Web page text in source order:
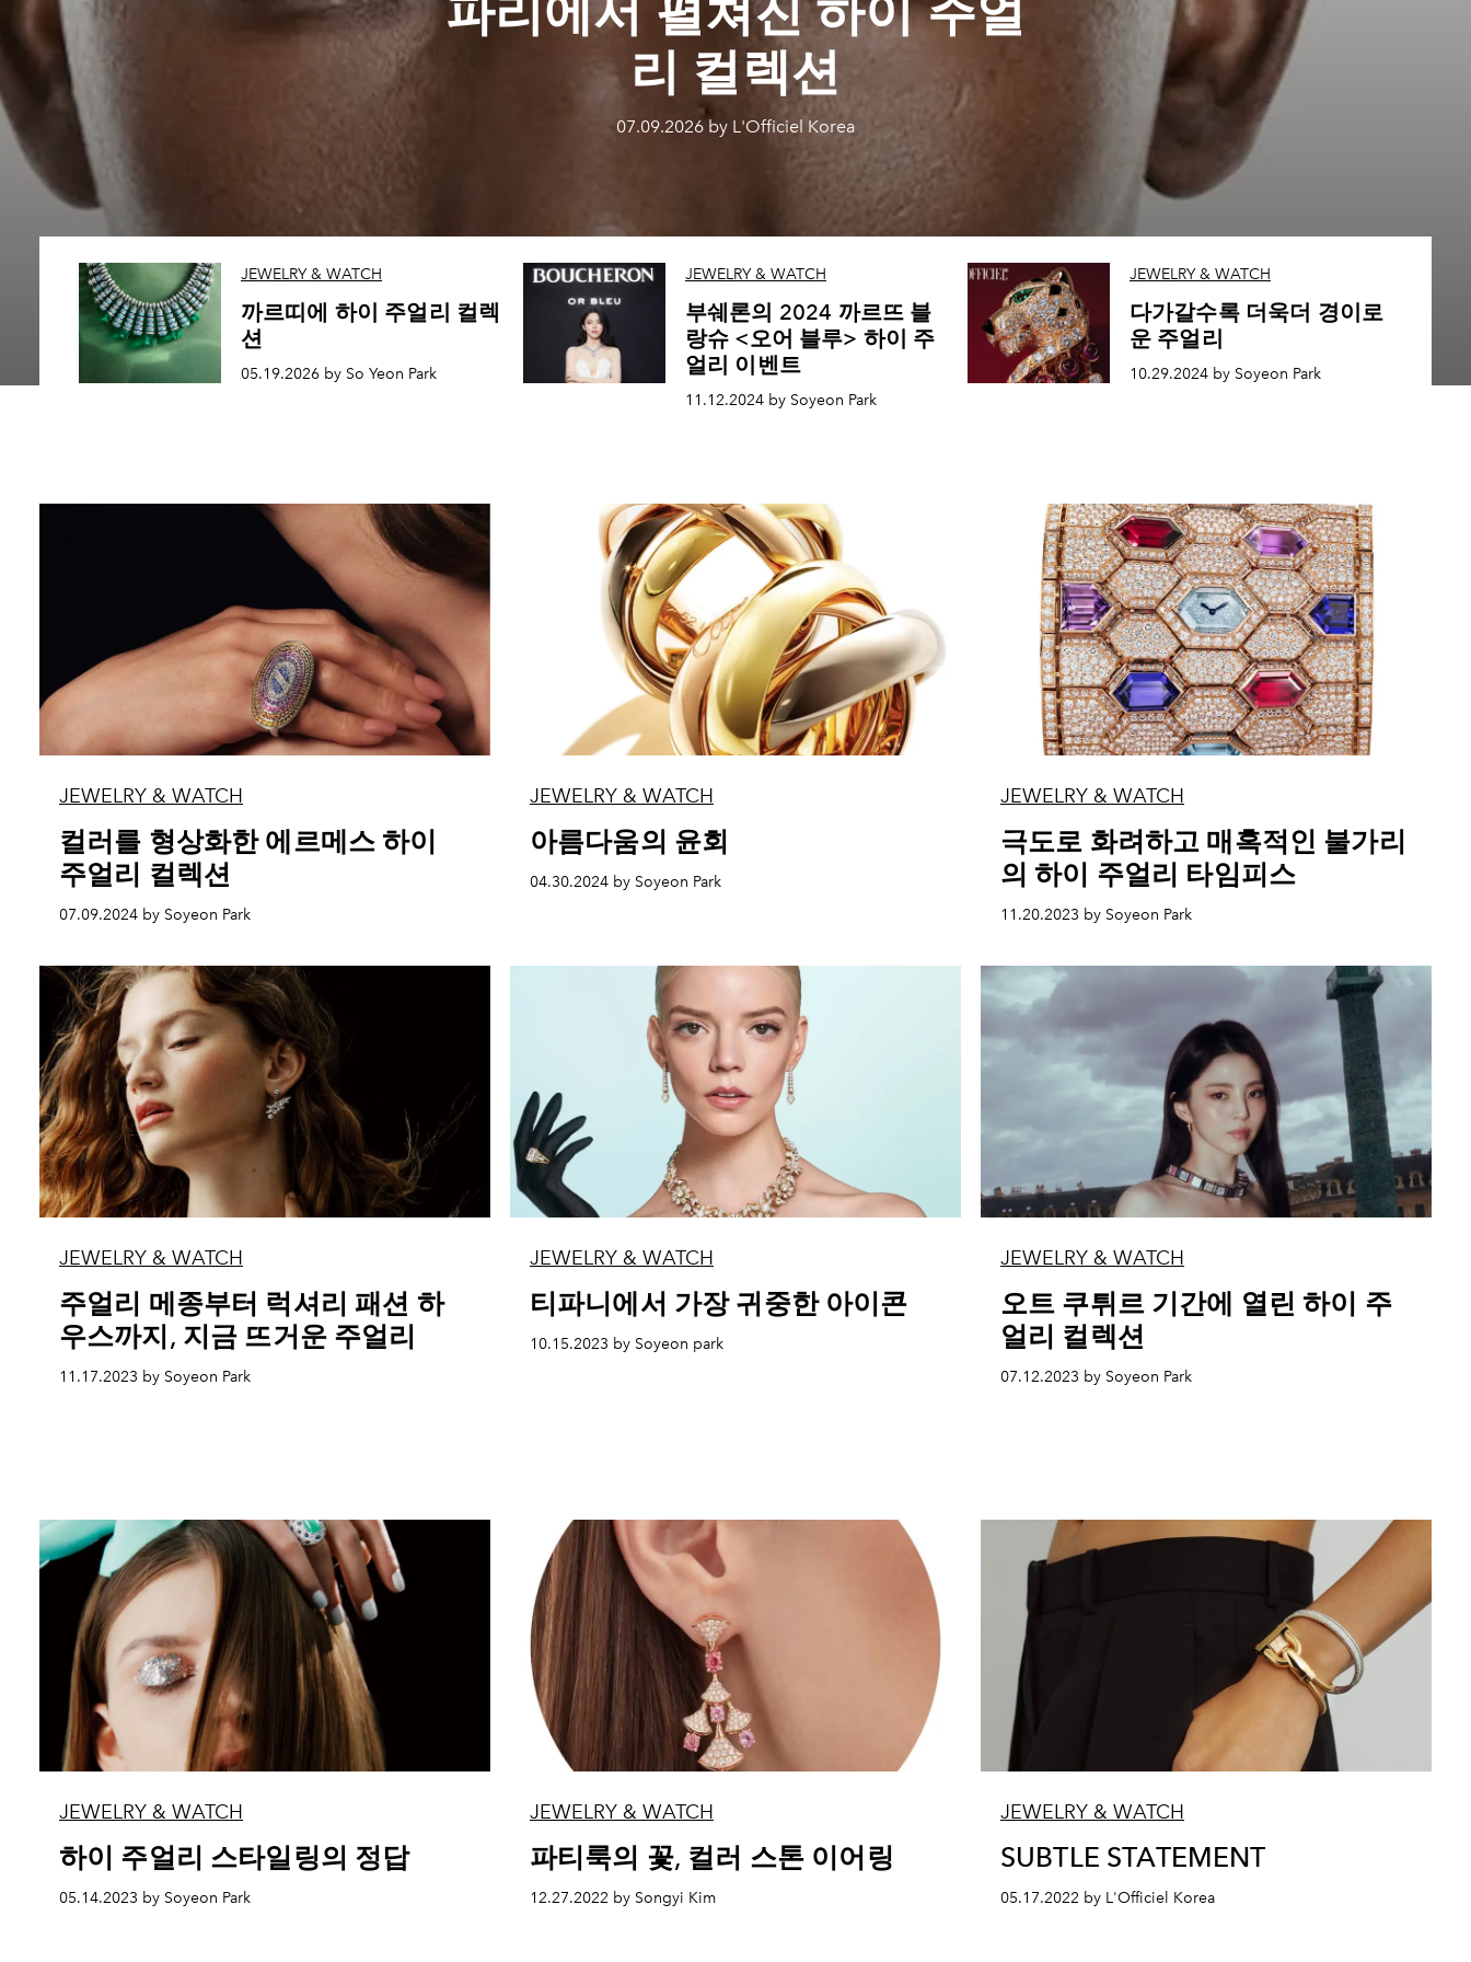
파리에서 펼쳐진 하이 주얼
리 컬렉션
07.09.2026 by L'Officiel Korea
JEWELRY & WATCH
까르띠에 하이 주얼리 컬렉
션
05.19.2026 by So Yeon Park
JEWELRY & WATCH
부쉐론의 2024 까르뜨 블
랑슈 <오어 블루> 하이 주
얼리 이벤트
11.12.2024 by Soyeon Park
JEWELRY & WATCH
다가갈수록 더욱더 경이로
운 주얼리
10.29.2024 by Soyeon Park
JEWELRY & WATCH
컬러를 형상화한 에르메스 하이
주얼리 컬렉션
07.09.2024 by Soyeon Park
JEWELRY & WATCH
아름다움의 윤회
04.30.2024 by Soyeon Park
JEWELRY & WATCH
극도로 화려하고 매혹적인 불가리
의 하이 주얼리 타임피스
11.20.2023 by Soyeon Park
JEWELRY & WATCH
주얼리 메종부터 럭셔리 패션 하
우스까지, 지금 뜨거운 주얼리
11.17.2023 by Soyeon Park
JEWELRY & WATCH
티파니에서 가장 귀중한 아이콘
10.15.2023 by Soyeon park
JEWELRY & WATCH
오트 쿠튀르 기간에 열린 하이 주
얼리 컬렉션
07.12.2023 by Soyeon Park
JEWELRY & WATCH
하이 주얼리 스타일링의 정답
05.14.2023 by Soyeon Park
JEWELRY & WATCH
파티룩의 꽃, 컬러 스톤 이어링
12.27.2022 by Songyi Kim
JEWELRY & WATCH
SUBTLE STATEMENT
05.17.2022 by L'Officiel Korea